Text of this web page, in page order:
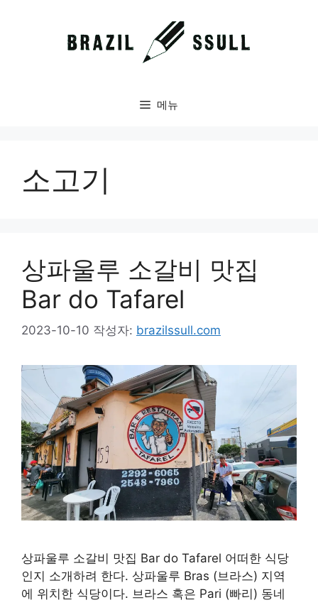
메뉴
소고기
상파울루 소갈비 맛집
Bar do Tafarel
2023-10-10 작성자: brazilssull.com
상파울루 소갈비 맛집 Bar do Tafarel 어떠한 식당
인지 소개하려 한다. 상파울루 Bras (브라스) 지역
에 위치한 식당이다. 브라스 혹은 Pari (빠리) 동네